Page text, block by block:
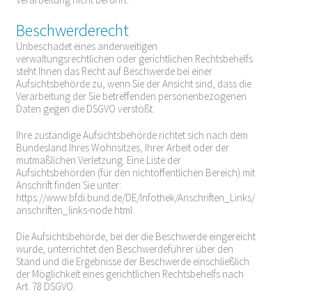
Beschwerderecht
Unbeschadet eines anderweitigen
verwaltungsrechtlichen oder gerichtlichen Rechtsbehelfs
steht Ihnen das Recht auf Beschwerde bei einer
Aufsichtsbehörde zu, wenn Sie der Ansicht sind, dass die
Verarbeitung der Sie betreffenden personenbezogenen
Daten gegen die DSGVO verstößt.
Ihre zuständige Aufsichtsbehörde richtet sich nach dem
Bundesland Ihres Wohnsitzes, Ihrer Arbeit oder der
mutmaßlichen Verletzung. Eine Liste der
Aufsichtsbehörden (für den nichtöffentlichen Bereich) mit
Anschrift finden Sie unter:
https://www.bfdi.bund.de/DE/Infothek/Anschriften_Links/
anschriften_links-node.html.
Die Aufsichtsbehörde, bei der die Beschwerde eingereicht
wurde, unterrichtet den Beschwerdeführer über den
Stand und die Ergebnisse der Beschwerde einschließlich
der Möglichkeit eines gerichtlichen Rechtsbehelfs nach
Art. 78 DSGVO.